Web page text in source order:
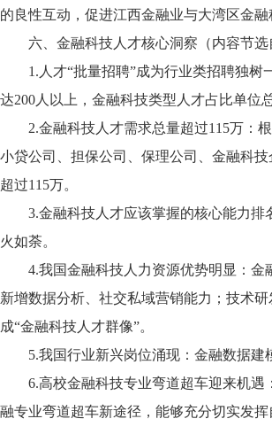
的良性互动，促进江西金融业与大湾区金
六、金融科技人才核心洞察（内容节
1.人才“批量招聘”成为行业类招聘独
达200人以上，金融科技类型人才占比单位
2.金融科技人才需求总量超过115万：
小贷公司、担保公司、保理公司、金融科
超过115万。
3.金融科技人才应该掌握的核心能力
火如荼。
4.我国金融科技人力资源优势明显：
新增数据分析、社交私域营销能力；技术
成“金融科技人才群像”。
5.我国行业新兴岗位涌现：金融数据
6.高校金融科技专业弯道超车迎来机
融专业弯道超车新途径，能够充分切实发